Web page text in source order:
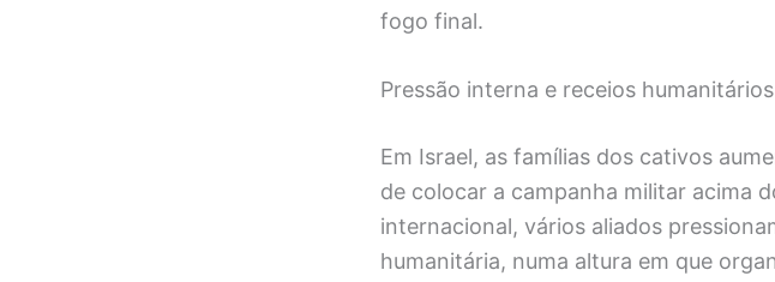
fogo final.
Pressão interna e receios humanitários
Em Israel, as famílias dos cativos
de colocar a campanha militar acima
internacional, vários aliados
humanitária, numa altura em que